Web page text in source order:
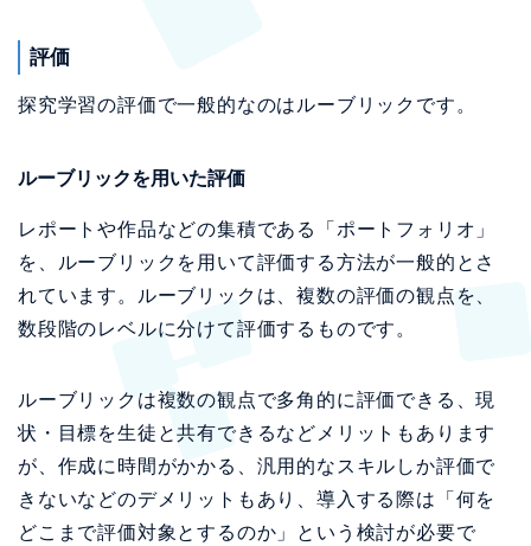
評価
探究学習の評価で一般的なのはルーブリックです。
ルーブリックを用いた評価
レポートや作品などの集積である「ポートフォリオ」
を、ルーブリックを用いて評価する方法が一般的とさ
れています。ルーブリックは、複数の評価の観点を、
数段階のレベルに分けて評価するものです。
ルーブリックは複数の観点で多角的に評価できる、現
状・目標を生徒と共有できるなどメリットもあります
が、作成に時間がかかる、汎用的なスキルしか評価で
きないなどのデメリットもあり、導入する際は「何を
どこまで評価対象とするのか」という検討が必要で